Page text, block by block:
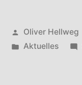
Veröffentlicht
von
Oliver Hellweg
Veröffentlicht
Aktuelles